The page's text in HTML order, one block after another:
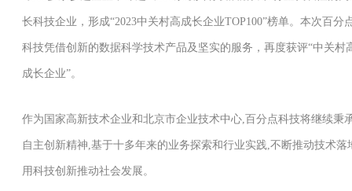
长科技企业，形成“2023中关村高成长企业TOP100”榜单。本次百分
科技凭借创新的数据科学技术产品及坚实的服务，再度获评“中关村
成长企业”。
作为国家高新技术企业和北京市企业技术中心,百分点科技将继续秉
自主创新精神,基于十多年来的业务探索和行业实践,不断推动技术落
用科技创新推动社会发展。